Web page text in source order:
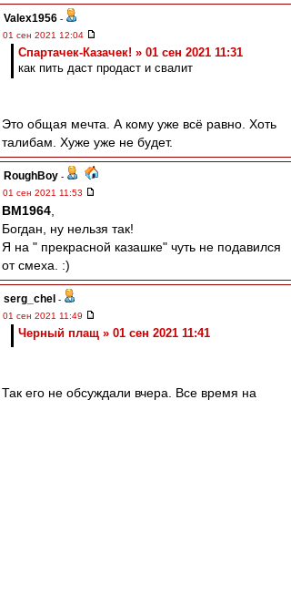
Valex1956 -
01 сен 2021 12:04
Спартачек-Казачек! » 01 сен 2021 11:31
как пить даст продаст и свалит
Это общая мечта. А кому уже всё равно. Хоть
талибам. Хуже уже не будет.
RoughBoy -
01 сен 2021 11:53
BM1964
Богдан, ну нельзя так!
Я на " прекрасной казашке" чуть не подавился
от смеха. :)
serg_chel -
01 сен 2021 11:49
Черный плащ » 01 сен 2021 11:41
Так его не обсуждали вчера. Все время на